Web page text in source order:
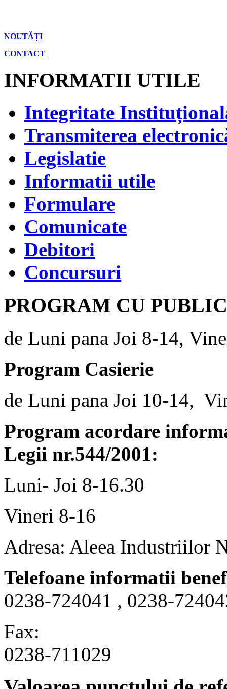
NOUTĂȚI
CONTACT
INFORMATII UTILE
Integritate
Transmiterea
Legislatie
Informatii utile
Formulare
Comunicate
Debitori
Concursuri
PROGRAM CU
de Luni pana Joi 8-14,
Program Casierie
de Luni pana Joi 10-14,
Program acordare
Legii nr.544/2001:
Luni- Joi 8-16.30
Vineri 8-16
Adresa: Aleea Industriilor
Telefoane informatii
0238-724041 , 0238-
Fax:
0238-711029